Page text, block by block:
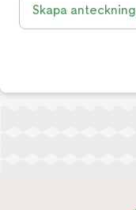
Skapa anteckning